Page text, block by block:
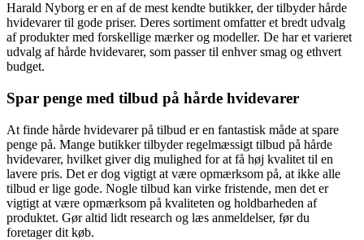
Harald Nyborg er en af de mest kendte butikker, der tilbyder hårde
hvidevarer til gode priser. Deres sortiment omfatter et bredt udvalg
af produkter med forskellige mærker og modeller. De har et varieret
udvalg af hårde hvidevarer, som passer til enhver smag og ethvert
budget.
Spar penge med tilbud på hårde hvidevarer
At finde hårde hvidevarer på tilbud er en fantastisk måde at spare
penge på. Mange butikker tilbyder regelmæssigt tilbud på hårde
hvidevarer, hvilket giver dig mulighed for at få høj kvalitet til en
lavere pris. Det er dog vigtigt at være opmærksom på, at ikke alle
tilbud er lige gode. Nogle tilbud kan virke fristende, men det er
vigtigt at være opmærksom på kvaliteten og holdbarheden af
produktet. Gør altid lidt research og læs anmeldelser, før du
foretager dit køb.